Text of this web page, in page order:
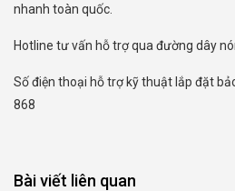
nhanh toàn quốc.
Hotline tư vấn hỗ trợ qua đường dây
Số điện thoại hỗ trợ kỹ thuật lắp đặt
868
Bài viết liên quan